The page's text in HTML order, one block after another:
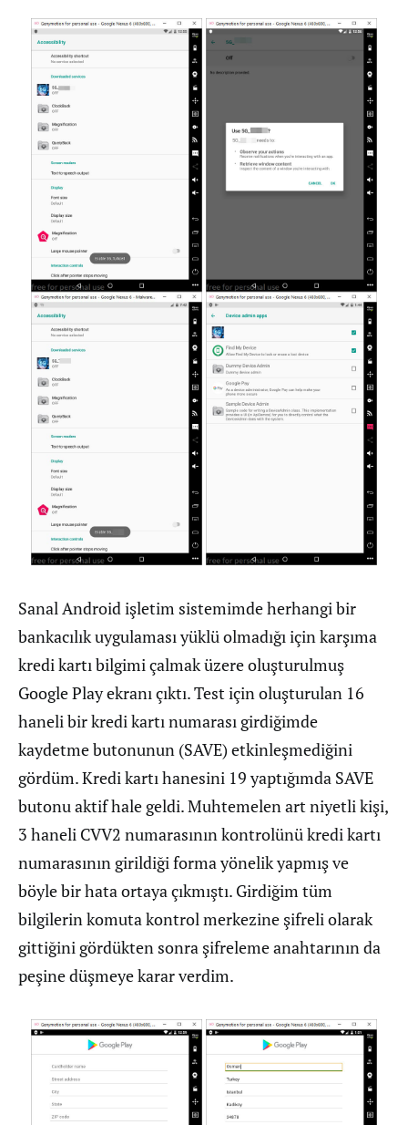
Sanal Android işletim sistemimde herhangi bir
bankacılık uygulaması yüklü olmadığı için karşıma
kredi kartı bilgimi çalmak üzere oluşturulmuş
Google Play ekranı çıktı. Test için oluşturulan 16
haneli bir kredi kartı numarası girdiğimde
kaydetme butonunun (SAVE) etkinleşmediğini
gördüm. Kredi kartı hanesini 19 yaptığımda SAVE
butonu aktif hale geldi. Muhtemelen art niyetli kişi,
3 haneli CVV2 numarasının kontrolünü kredi kartı
numarasının girildiği forma yönelik yapmış ve
böyle bir hata ortaya çıkmıştı. Girdiğim tüm
bilgilerin komuta kontrol merkezine şifreli olarak
gittiğini gördükten sonra şifreleme anahtarının da
peşine düşmeye karar verdim.